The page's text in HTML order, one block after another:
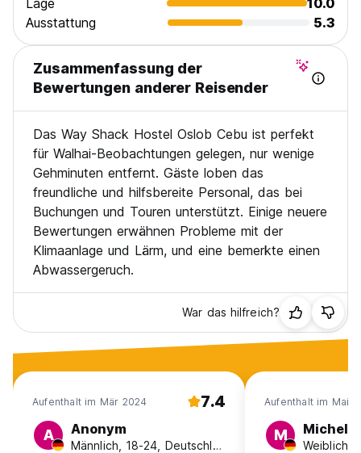
Lage
10.0
Ausstattung
5.3
Zusammenfassung der
Bewertungen anderer Reisender
Das Way Shack Hostel Oslob Cebu ist perfekt
für Walhai-Beobachtungen gelegen, nur wenige
Gehminuten entfernt. Gäste loben das
freundliche und hilfsbereite Personal, das bei
Buchungen und Touren unterstützt. Einige neuere
Bewertungen erwähnen Probleme mit der
Klimaanlage und Lärm, und eine bemerkte einen
Abwassergeruch.
War das hilfreich?
Aufenthalt im Mär 2024 7.4
A Anonym
Männlich, 18-24, Deutschland
Aufenthalt im Mai
M Michelle